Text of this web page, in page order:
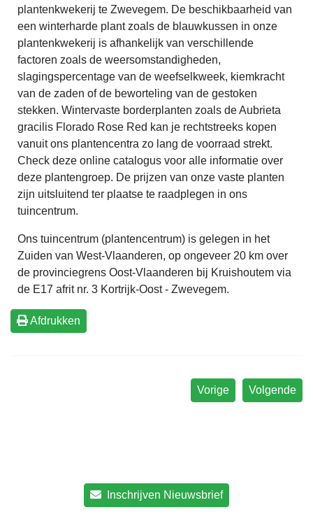
plantenkwekerij te Zwevegem. De beschikbaarheid van
een winterharde plant zoals de blauwkussen in onze
plantenkwekerij is afhankelijk van verschillende
factoren zoals de weersomstandigheden,
slagingspercentage van de weefselkweek, kiemkracht
van de zaden of de beworteling van de gestoken
stekken. Wintervaste borderplanten zoals de Aubrieta
gracilis Florado Rose Red kan je rechtstreeks kopen
vanuit ons plantencentra zo lang de voorraad strekt.
Check deze online catalogus voor alle informatie over
deze plantengroep. De prijzen van onze vaste planten
zijn uitsluitend ter plaatse te raadplegen in ons
tuincentrum.
Ons tuincentrum (plantencentrum) is gelegen in het
Zuiden van West-Vlaanderen, op ongeveer 20 km over
de provinciegrens Oost-Vlaanderen bij Kruishoutem via
de E17 afrit nr. 3 Kortrijk-Oost - Zwevegem.
Afdrukken
Volgende
Vorige
Inschrijven Nieuwsbrief